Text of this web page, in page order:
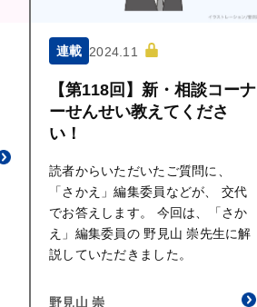
連載 2024.11
【第118回】新・相談コーナ
ーせんせい教えてくださ
い！
読者からいただいたご質問に、
「さかえ」編集委員などが、 交代
でお答えします。 今回は、「さか
え」編集委員の 野見山 崇先生に解
説していただきました。
野見山 崇